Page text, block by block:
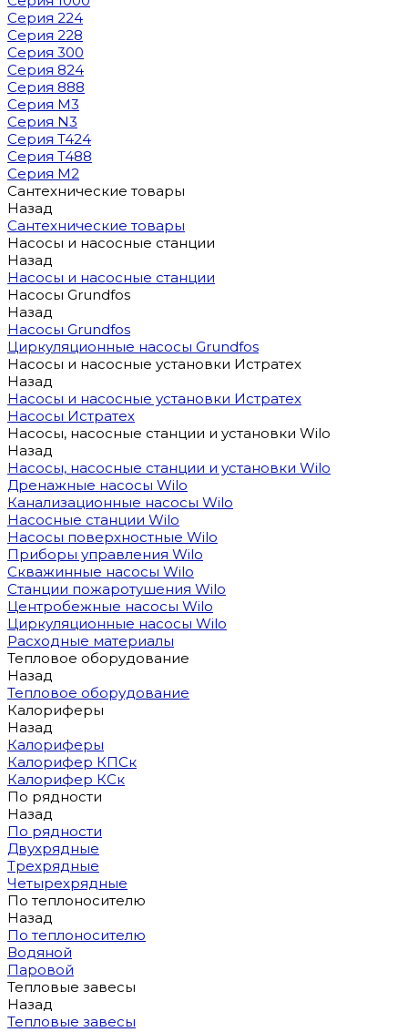
Серия 224
Серия 228
Серия 300
Серия 824
Серия 888
Серия M3
Серия N3
Серия T424
Серия T488
Серия М2
Сантехнические товары
Назад
Сантехнические товары
Насосы и насосные станции
Назад
Насосы и насосные станции
Насосы Grundfos
Назад
Насосы Grundfos
Циркуляционные насосы Grundfos
Насосы и насосные установки Истратех
Назад
Насосы и насосные установки Истратех
Насосы Истратех
Насосы, насосные станции и установки Wilo
Назад
Насосы, насосные станции и установки Wilo
Дренажные насосы Wilo
Канализационные насосы Wilo
Насосные станции Wilo
Насосы поверхностные Wilo
Приборы управления Wilo
Скважинные насосы Wilo
Станции пожаротушения Wilo
Центробежные насосы Wilo
Циркуляционные насосы Wilo
Расходные материалы
Тепловое оборудование
Назад
Тепловое оборудование
Калориферы
Назад
Калориферы
Калорифер КПСк
Калорифер КСк
По рядности
Назад
По рядности
Двухрядные
Трехрядные
Четырехрядные
По теплоносителю
Назад
По теплоносителю
Водяной
Паровой
Тепловые завесы
Назад
Тепловые завесы